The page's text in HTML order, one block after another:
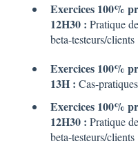
Exercices 100%
12H30 : Pratique
beta-testeurs/clients
Exercices 100%
13H : Cas-
Exercices 100%
12H30 : Pratique
beta-testeurs/clients